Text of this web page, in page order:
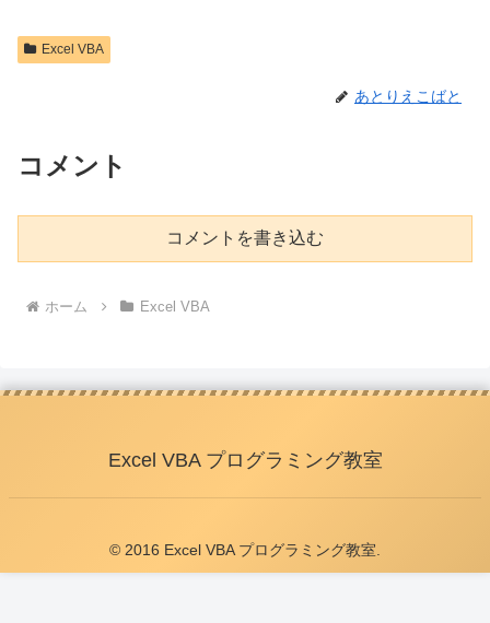
Excel VBA
あとりえこばと
コメント
コメントを書き込む
ホーム Excel VBA
Excel VBA プログラミング教室
© 2016 Excel VBA プログラミング教室.